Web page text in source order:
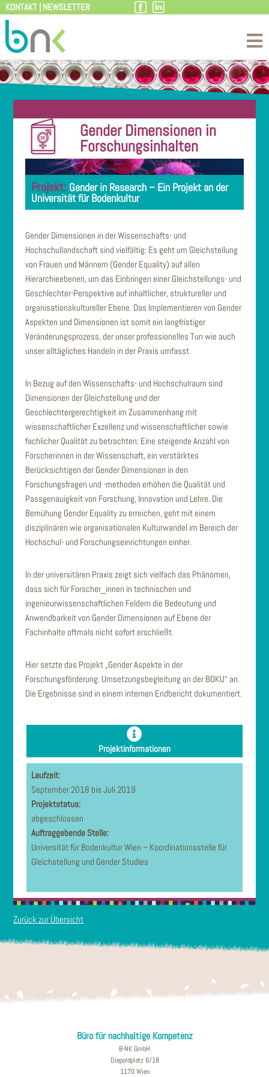
Zum
Inhalt
KONTAKT| NEWSLETTER
Gender Dimensionen in
Forschungsinhalten
Gender in Research – Ein Projekt an der
Universität für Bodenkultur
Gender Dimensionen in der Wissenschafts- und
Hochschullandschaft sind vielfältig: Es geht um Gleichstellung
von Frauen und Männern (Gender Equality) auf allen
Hierarchieebenen, um das Einbringen einer Gleichstellungs- und
Geschlechter-Perspektive auf inhaltlicher, struktureller und
organisationskultureller Ebene. Das Implementieren von Gender
Aspekten und Dimensionen ist somit ein langfristiger
Veränderungsprozess, der unser professionelles Tun wie auch
unser alltägliches Handeln in der Praxis umfasst.
In Bezug auf den Wissenschafts- und Hochschulraum sind
Dimensionen der Gleichstellung und der
Geschlechtergerechtigkeit im Zusammenhang mit
wissenschaftlicher Exzellenz und wissenschaftlicher sowie
fachlicher Qualität zu betrachten: Eine steigende Anzahl von
Forscherinnen in der Wissenschaft, ein verstärktes
Berücksichtigen der Gender Dimensionen in den
Forschungsfragen und -methoden erhöhen die Qualität und
Passgenauigkeit von Forschung, Innovation und Lehre. Die
Bemühung Gender Equality zu erreichen, geht mit einem
disziplinären wie organisationalen Kulturwandel im Bereich der
Hochschul- und Forschungseinrichtungen einher.
In der universitären Praxis zeigt sich vielfach das Phänomen,
dass sich für Forscher_innen in technischen und
ingenieurwissenschaftlichen Feldern die Bedeutung und
Anwendbarkeit von Gender Dimensionen auf Ebene der
Fachinhalte oftmals nicht sofort erschließt.
Hier setzte das Projekt „Gender Aspekte in der
Forschungsförderung. Umsetzungsbegleitung an der BOKU“ an.
Die Ergebnisse sind in einem internen Endbericht dokumentiert.
Projektinformationen
Laufzeit:
September 2018 bis Juli 2019
Projektstatus:
abgeschlossen
Auftraggebende Stelle:
Universität für Bodenkultur Wien – Koordinationsstelle für
Gleichstellung und Gender Studies
Zurück zur Übersicht
Büro für nachhaltige Kompetenz
B-NK GmbH
Diepoldplatz 6/18
1170 Wien